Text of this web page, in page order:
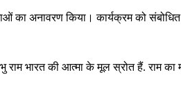
का अनावरण किया। कार्यक्रम को
भारत की आत्मा के मूल स्रोत हैं. राम